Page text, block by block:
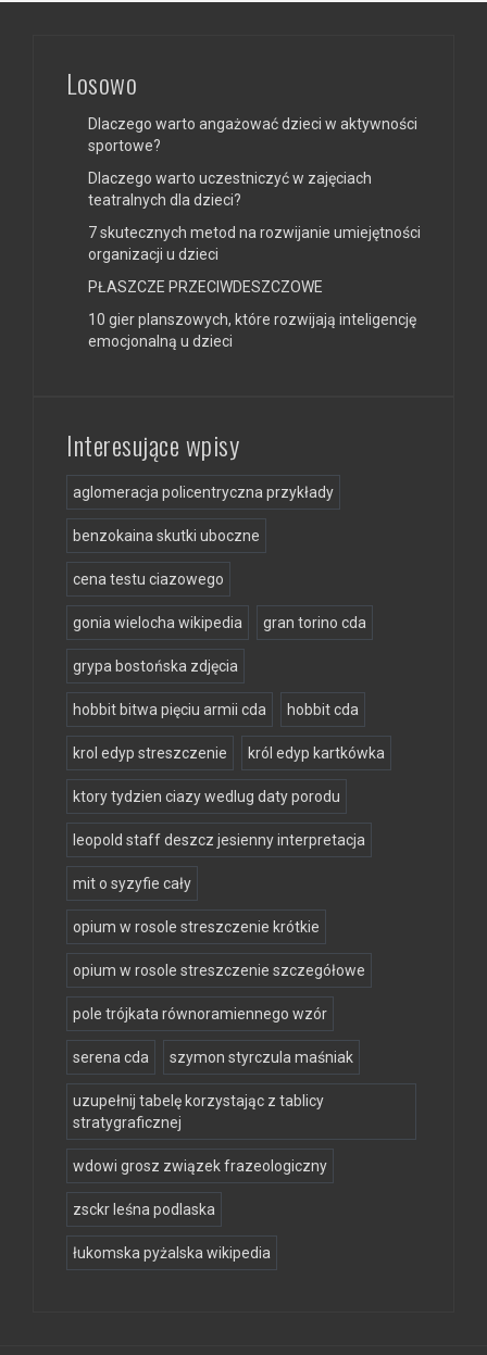
Losowo
Dlaczego warto angażować dzieci w aktywności
sportowe?
Dlaczego warto uczestniczyć w zajęciach
teatralnych dla dzieci?
7 skutecznych metod na rozwijanie umiejętności
organizacji u dzieci
PŁASZCZE PRZECIWDESZCZOWE
10 gier planszowych, które rozwijają inteligencję
emocjonalną u dzieci
Interesujące wpisy
aglomeracja policentryczna przykłady
benzokaina skutki uboczne
cena testu ciazowego
gonia wielocha wikipedia gran torino cda
grypa bostońska zdjęcia
hobbit bitwa pięciu armii cda hobbit cda
krol edyp streszczenie król edyp kartkówka
ktory tydzien ciazy wedlug daty porodu
leopold staff deszcz jesienny interpretacja
mit o syzyfie cały
opium w rosole streszczenie krótkie
opium w rosole streszczenie szczegółowe
pole trójkata równoramiennego wzór
serena cda szymon styrczula maśniak
uzupełnij tabelę korzystając z tablicy
stratygraficznej
wdowi grosz związek frazeologiczny
zsckr leśna podlaska
łukomska pyżalska wikipedia